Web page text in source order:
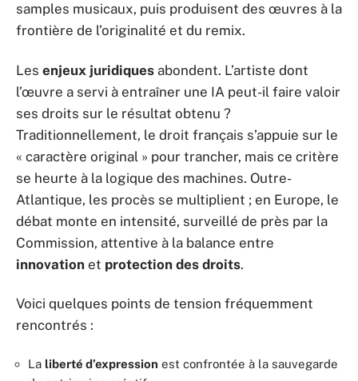
samples musicaux, puis produisent des œuvres à la
frontière de l’originalité et du remix.
Les enjeux juridiques abondent. L’artiste dont
l’œuvre a servi à entraîner une IA peut-il faire valoir
ses droits sur le résultat obtenu ?
Traditionnellement, le droit français s’appuie sur le
« caractère original » pour trancher, mais ce critère
se heurte à la logique des machines. Outre-
Atlantique, les procès se multiplient ; en Europe, le
débat monte en intensité, surveillé de près par la
Commission, attentive à la balance entre
innovation et protection des droits.
Voici quelques points de tension fréquemment
rencontrés :
La liberté d’expression est confrontée à la sauvegarde